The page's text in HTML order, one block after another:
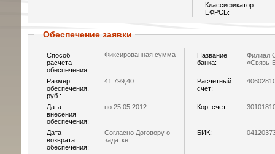
Классификатор
ЕФРСБ:
Обеспечение заявки
Способ
расчета
обеспечения:
Фиксированная сумма
Название
банка:
Филиал
«Связь-
Размер
обеспечения,
руб.:
41 799,40
Расчетный
счет:
Дата
внесения
обеспечения:
по 25.05.2012 Кор. счет:
Дата
возврата
обеспечения:
Согласно Договору о
задатке
БИК: